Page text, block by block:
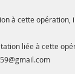
à cette opération,
liée à cette